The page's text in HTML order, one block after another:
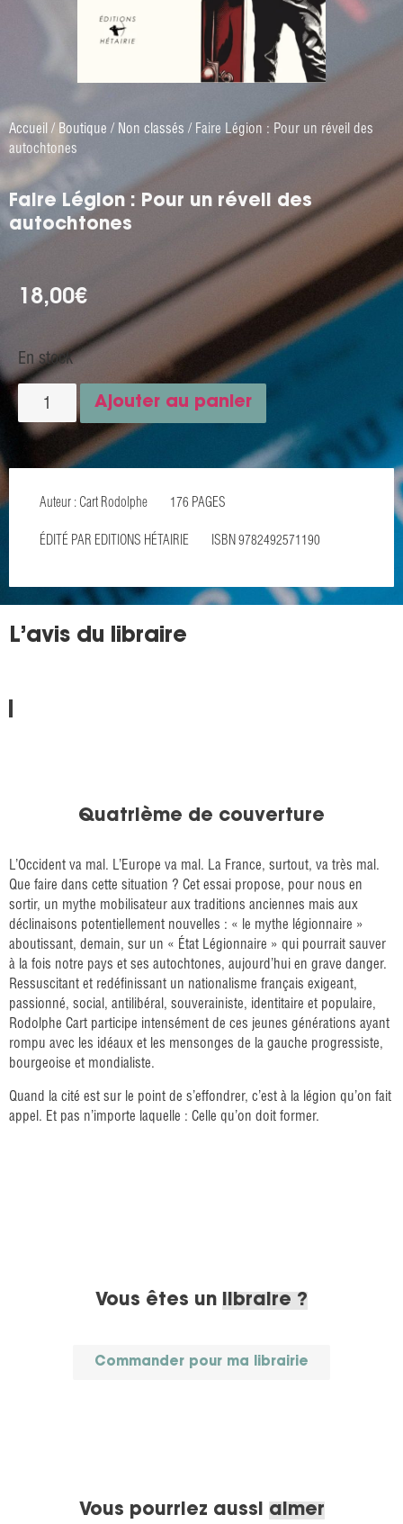
Accueil / Boutique / Non classés / Faire Légion : Pour un réveil des
autochtones
Faire Légion : Pour un réveil des
autochtones
18,00€
En stock
Ajouter au panier
Auteur : Cart Rodolphe 176 PAGES
ÉDITÉ PAR EDITIONS HÉTAIRIE ISBN 9782492571190
L’avis du libraire
Quatrième de couverture
L’Occident va mal. L’Europe va mal. La France, surtout, va très mal.
Que faire dans cette situation ? Cet essai propose, pour nous en
sortir, un mythe mobilisateur aux traditions anciennes mais aux
déclinaisons potentiellement nouvelles : « le mythe légionnaire »
aboutissant, demain, sur un « État Légionnaire » qui pourrait sauver
à la fois notre pays et ses autochtones, aujourd’hui en grave danger.
Ressuscitant et redéfinissant un nationalisme français exigeant,
passionné, social, antilibéral, souverainiste, identitaire et populaire,
Rodolphe Cart participe intensément de ces jeunes générations ayant
rompu avec les idéaux et les mensonges de la gauche progressiste,
bourgeoise et mondialiste.
Quand la cité est sur le point de s’effondrer, c’est à la légion qu’on fait
appel. Et pas n’importe laquelle : Celle qu’on doit former.
Vous êtes un libraire ?
Commander pour ma librairie
Vous pourriez aussi aimer